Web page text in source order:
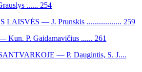
...... 254
LAISVĖS — J. Prunskis .................. 259
P. Gaidamavičius ...... 261
— P. Daugintis, S. J....